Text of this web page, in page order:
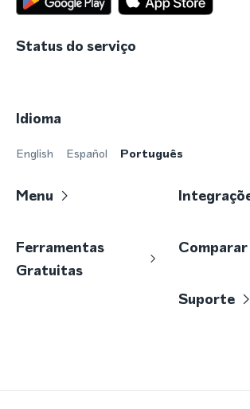
Status do serviço
Idioma
English Español Português
Menu
Ferramentas
Gratuitas
Comparar
Suporte